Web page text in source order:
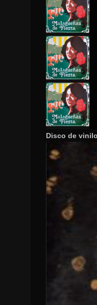
Disco de